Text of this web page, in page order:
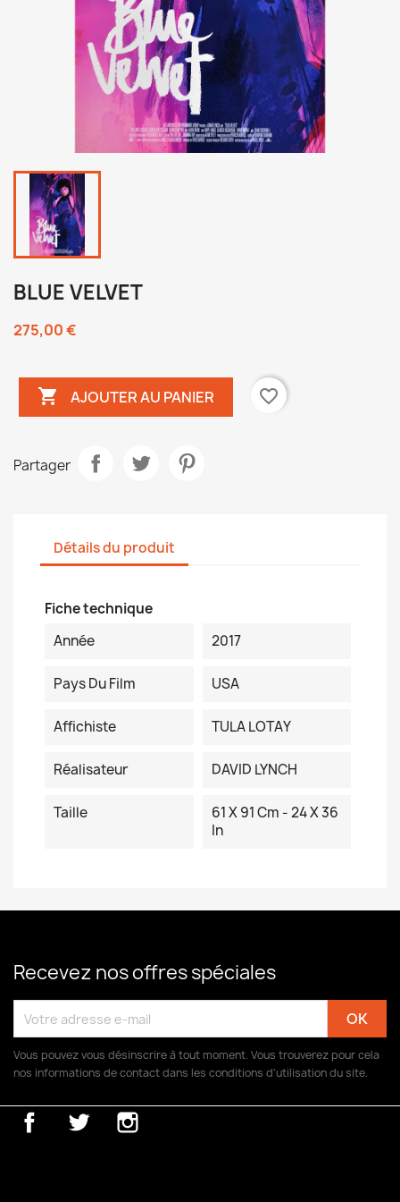
BLUE VELVET
275,00 €
 AJOUTER AU PANIER favorite_border
Partager
Détails du produit
Fiche technique
Année
2017
Pays Du Film USA
Affichiste TULA LOTAY
Réalisateur DAVID LYNCH
Taille
61 X 91 Cm - 24 X 36
In
Recevez nos offres spéciales
Vous pouvez vous désinscrire à tout moment. Vous trouverez pour cela
nos informations de contact dans les conditions d'utilisation du site.
FacebookTwitter